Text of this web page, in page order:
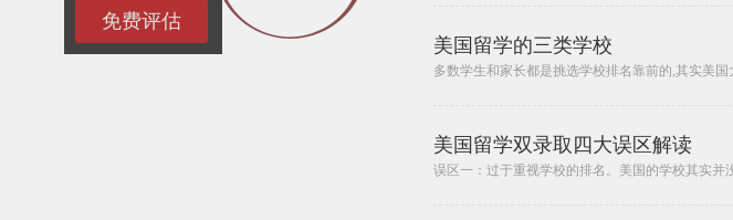
美国留学的三类学校
多数学生和家长都是挑选学校排名靠前的,其实美
美国留学双录取四大误区解读
误区一：过于重视学校的排名。美国的学校其实并
免费评估